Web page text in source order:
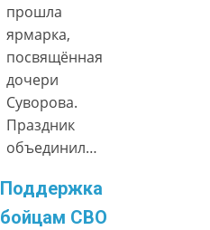
прошла
ярмарка,
посвящённая
дочери
Суворова.
Праздник
объединил…
Поддержка
бойцам СВО